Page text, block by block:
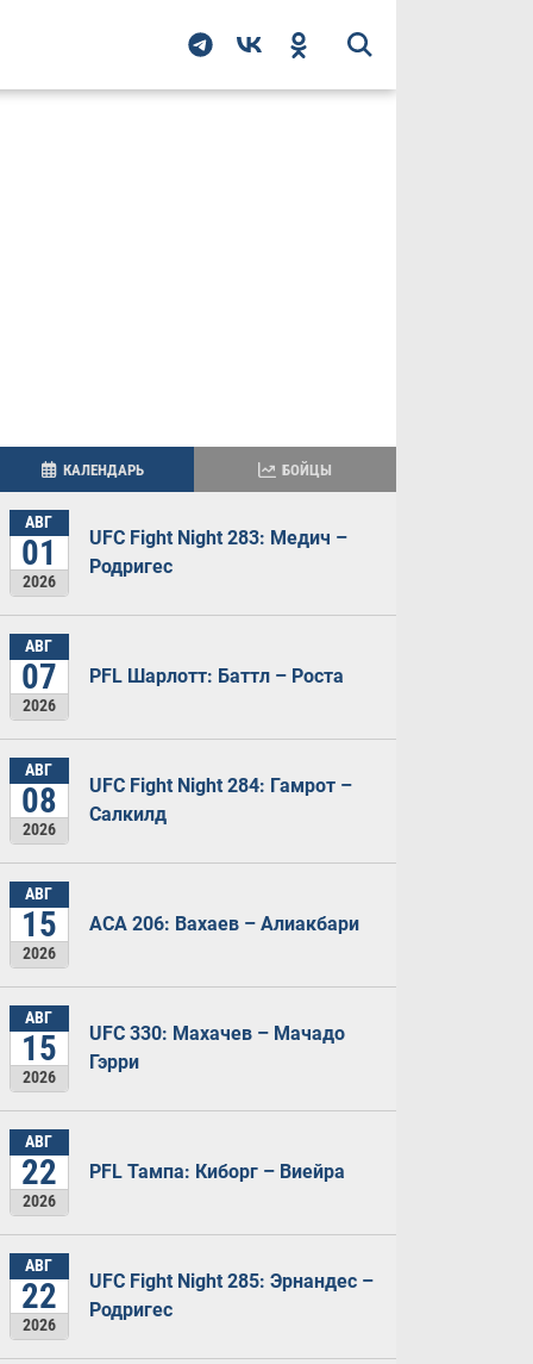
КАЛЕНДАРЬ БОЙЦЫ
АВГ
01
2026
UFC Fight Night 283: Медич –
Родригес
АВГ
07
2026
PFL Шарлотт: Баттл – Роста
АВГ
08
2026
UFC Fight Night 284: Гамрот –
Салкилд
АВГ
15
2026
ACA 206: Вахаев – Алиакбари
АВГ
15
2026
UFC 330: Махачев – Мачадо
Гэрри
АВГ
22
2026
PFL Тампа: Киборг – Виейра
АВГ
22
2026
UFC Fight Night 285: Эрнандес –
Родригес